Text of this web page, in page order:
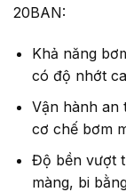
20BAN:
Khả năng
có độ nhớt
Vận hành an
cơ chế bơm
Độ bền vượt
màng, bi